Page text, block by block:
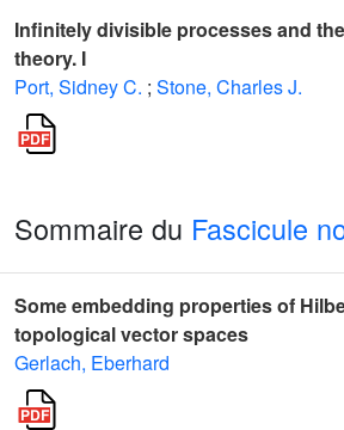
Infinitely divisible processes and
theory. I
Port, Sidney C. ; Stone, Charles J.
Sommaire du Fascicule
Some embedding properties of
topological vector spaces
Gerlach, Eberhard